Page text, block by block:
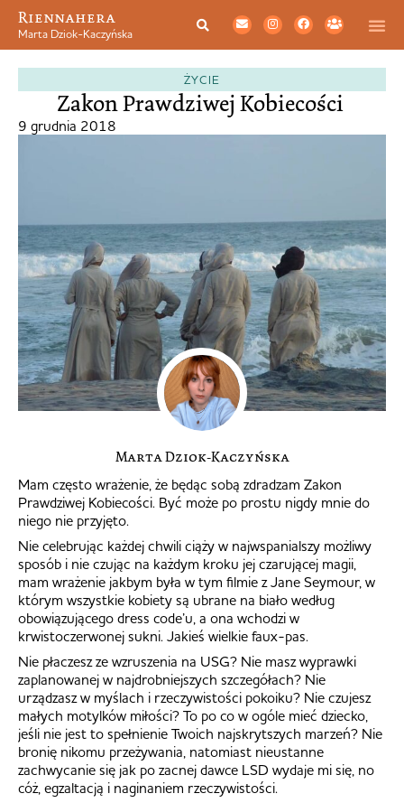
Riennahera
Marta Dziok-Kaczyńska
ŻYCIE
Zakon Prawdziwej Kobiecości
9 grudnia 2018
Marta Dziok-Kaczyńska
Mam często wrażenie, że będąc sobą zdradzam Zakon
Prawdziwej Kobiecości. Być może po prostu nigdy mnie do
niego nie przyjęto.
Nie celebrując każdej chwili ciąży w najwspanialszy możliwy
sposób i nie czując na każdym kroku jej czarującej magii,
mam wrażenie jakbym była w tym filmie z Jane Seymour, w
którym wszystkie kobiety są ubrane na biało według
obowiązującego dress code’u, a ona wchodzi w
krwistoczerwonej sukni. Jakieś wielkie faux-pas.
Nie płaczesz ze wzruszenia na USG? Nie masz wyprawki
zaplanowanej w najdrobniejszych szczegółach? Nie
urządzasz w myślach i rzeczywistości pokoiku? Nie czujesz
małych motylków miłości? To po co w ogóle mieć dziecko,
jeśli nie jest to spełnienie Twoich najskrytszych marzeń? Nie
bronię nikomu przeżywania, natomiast nieustanne
zachwycanie się jak po zacnej dawce LSD wydaje mi się, no
cóż, egzaltacją i naginaniem rzeczywistości.